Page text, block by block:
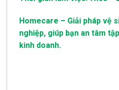
Homecare – Giải pháp vệ
nghiệp, giúp bạn an tâm
kinh doanh.